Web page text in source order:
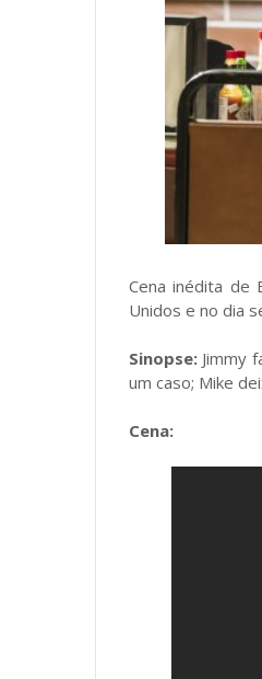
Cena inédita de
Unidos e no dia
Sinopse: Jimmy
um caso; Mike
Cena: